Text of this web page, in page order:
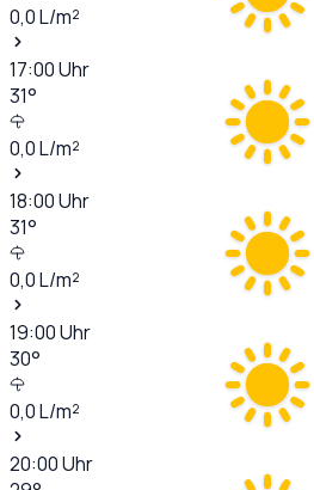
0,0L/m²
17:00Uhr
31°
0,0L/m²
18:00Uhr
31°
0,0L/m²
19:00Uhr
30°
0,0L/m²
20:00Uhr